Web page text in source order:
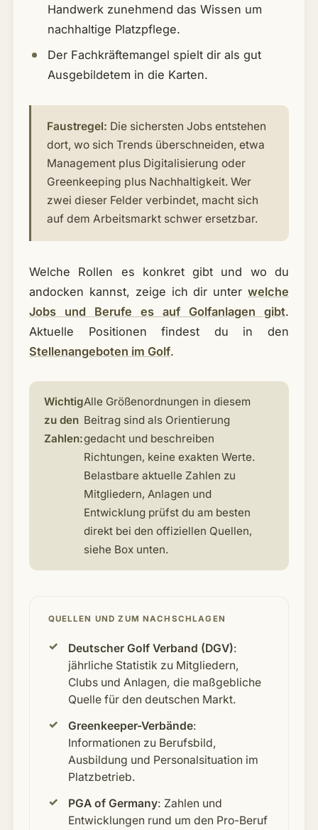
Handwerk zunehmend das Wissen um
nachhaltige Platzpflege.
Der Fachkräftemangel spielt dir als gut
Ausgebildetem in die Karten.
Faustregel: Die sichersten Jobs entstehen
dort, wo sich Trends überschneiden, etwa
Management plus Digitalisierung oder
Greenkeeping plus Nachhaltigkeit. Wer
zwei dieser Felder verbindet, macht sich
auf dem Arbeitsmarkt schwer ersetzbar.
Welche Rollen es konkret gibt und wo du
andocken kannst, zeige ich dir unterwelche
Jobs und Berufe es auf Golfanlagen gibt.
Aktuelle Positionen findest du in den
Stellenangeboten im Golf.
Wichtig
zu den
Zahlen:
Alle Größenordnungen in diesem
Beitrag sind als Orientierung
gedacht und beschreiben
Richtungen, keine exakten Werte.
Belastbare aktuelle Zahlen zu
Mitgliedern, Anlagen und
Entwicklung prüfst du am besten
direkt bei den offiziellen Quellen,
siehe Box unten.
QUELLEN UND ZUM NACHSCHLAGEN
Deutscher Golf Verband (DGV):
jährliche Statistik zu Mitgliedern,
Clubs und Anlagen, die maßgebliche
Quelle für den deutschen Markt.
Greenkeeper-Verbände:
Informationen zu Berufsbild,
Ausbildung und Personalsituation im
Platzbetrieb.
PGA of Germany: Zahlen und
Entwicklungen rund um den Pro-Beruf